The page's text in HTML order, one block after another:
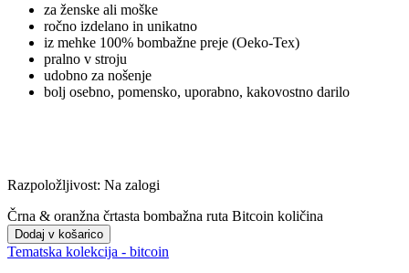
za ženske ali moške
ročno izdelano in unikatno
iz mehke 100% bombažne preje (Oeko-Tex)
pralno v stroju
udobno za nošenje
bolj osebno, pomensko, uporabno, kakovostno darilo
Razpoložljivost: Na zalogi
Črna & oranžna črtasta bombažna ruta Bitcoin količina
Dodaj v košarico
Tematska kolekcija - bitcoin